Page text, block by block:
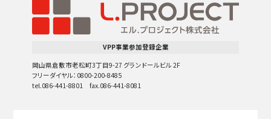
VPP事業参加登録企業
岡山県倉敷市老松町3丁目9-27 グランドールビル 2F
フリーダイヤル：0800-200-8485
tel.086-441-8801 fax.086-441-8081